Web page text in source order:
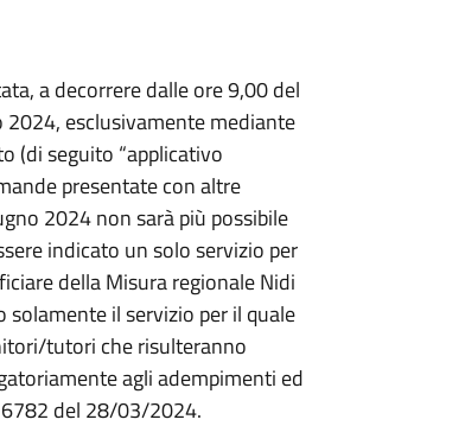
a decorrere dalle ore 9,00 del
esclusivamente mediante
(di seguito “applicativo
presentate con altre
2024 non sarà più possibile
indicato un solo servizio per
della Misura regionale Nidi
il servizio per il quale
tutori che risulteranno
agli adempimenti ed
del 28/03/2024.